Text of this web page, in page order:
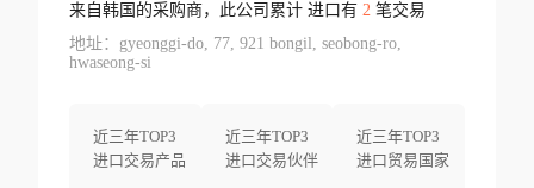
来自韩国的采购商，此公司累计 进口有 2笔交易
地址：gyeonggi-do, 77, 921 bongil, seobong-ro,
hwaseong-si
近三年TOP3
进口交易产品
近三年TOP3
进口交易伙伴
近三年TOP3
进口贸易国家